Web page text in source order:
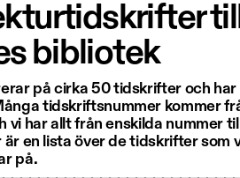
bibliotek
på cirka 50 tidskrifter och har
tidskriftsnummer kommer
vi har allt från enskilda nummer
en lista över de tidskrifter som
på.